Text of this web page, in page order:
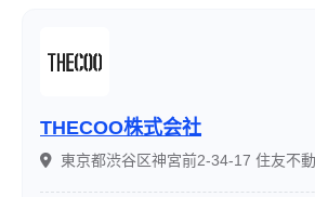
THECOO株式会社
東京都渋谷区神宮前2-34-17 住友不